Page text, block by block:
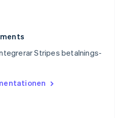
Stripes betalnings-